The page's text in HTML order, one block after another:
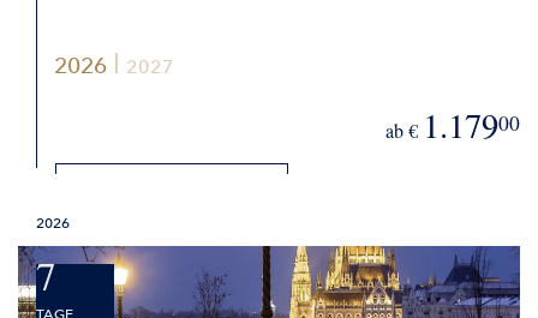
2026 2027
ab € 1.17900
2026
7
TAGE